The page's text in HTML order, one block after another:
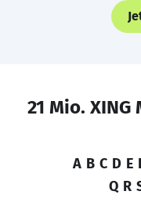
21 Mio.
A B C D E
Q R